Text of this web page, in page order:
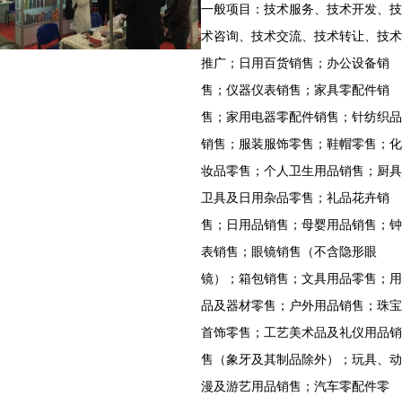
一般项目：技术服务、技术开发、技
术咨询、技术交流、技术转让、技术
推广；日用百货销售；办公设备销
售；仪器仪表销售；家具零配件销
售；家用电器零配件销售；针纺织品
销售；服装服饰零售；鞋帽零售；化
妆品零售；个人卫生用品销售；厨具
卫具及日用杂品零售；礼品花卉销
售；日用品销售；母婴用品销售；钟
表销售；眼镜销售（不含隐形眼
镜）；箱包销售；文具用品零售；用
品及器材零售；户外用品销售；珠宝
首饰零售；工艺美术品及礼仪用品销
售（象牙及其制品除外）；玩具、动
漫及游艺用品销售；汽车零配件零